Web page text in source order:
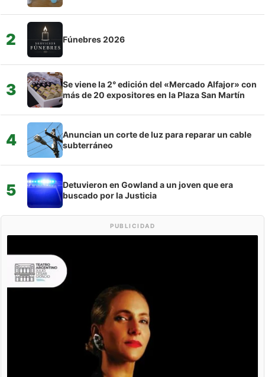
2 Fúnebres 2026
3
Se viene la 2° edición del «Mercado Alfajor» con
más de 20 expositores en la Plaza San Martín
4
Anuncian un corte de luz para reparar un cable
subterráneo
5
Detuvieron en Gowland a un joven que era
buscado por la Justicia
PUBLICIDAD